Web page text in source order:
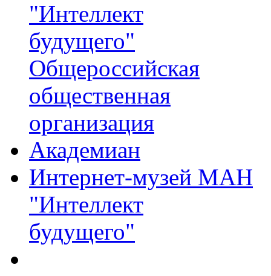
"Интеллект
будущего"
Общероссийская
общественная
организация
Академиан
Интернет-музей МАН
"Интеллект
будущего"